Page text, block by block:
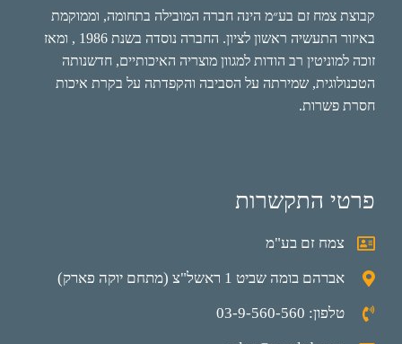
קבוצת צמח זם בע״מ הינה חברה המובילה בתחומה, וממוקמת
באיזור התעשיה ראשון לציון. החברה נוסדה בשנת 1986 , ומאז
זוכה למוניטין רב הודות למגוון מוצריה האיכותיים, חדשנותה
הטכנולוגית, שמירתה על הסביבה והקפדתה על בקרת איכות
חסרת פשרות.
פרטי התקשרות
צמח זם בע"מ
אברהם בומה שביט 1 ראשל"צ (מתחם יוקה פארק)
טלפון: 03-9-560-560